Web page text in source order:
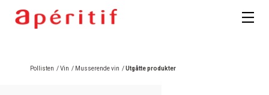
Pollisten /Vin / Musserende vin /Utgåtte produkter